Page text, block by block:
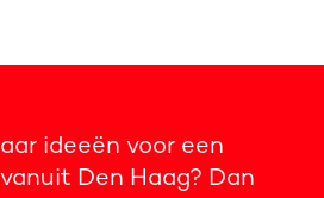
ideeën voor een
Den Haag? Dan